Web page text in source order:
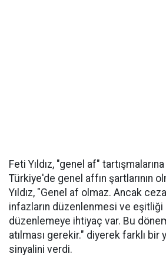
Feti Yıldız, "genel af"
Türkiye'de genel affın şartlarının
Yıldız, "Genel af olmaz. Ancak
infazların düzenlenmesi ve
düzenlemeye ihtiyaç var. Bu
atılması gerekir." diyerek farklı
sinyalini verdi.